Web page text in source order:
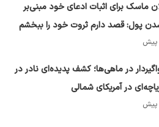
ماسک برای اثبات ادعای خود مبنی‌بر
پول: قصد دارم ثروت خود را ببخشم
در ماهی‌ها؛ کشف پدیده‌ای نادر در
در آمریکای شمالی